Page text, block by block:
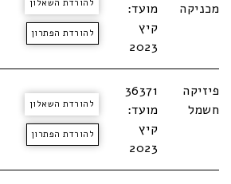
מכניקה
מועד:
קיץ
2023
להורדת השאלון
להורדת הפתרון
פיזיקה
חשמל
36371
מועד:
קיץ
2023
להורדת השאלון
להורדת הפתרון